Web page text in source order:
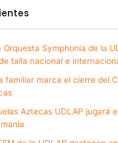
Orquesta Symphonia de la
talla nacional e
familiar marca el cierre del
Aztecas UDLAP jugará